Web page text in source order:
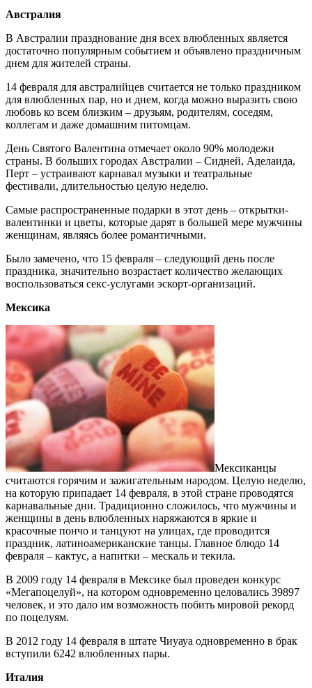
Австралия
В Австралии празднование дня всех влюбленных является
достаточно популярным событием и объявлено праздничным
днем для жителей страны.
14 февраля для австралийцев считается не только праздником
для влюбленных пар, но и днем, когда можно выразить свою
любовь ко всем близким – друзьям, родителям, соседям,
коллегам и даже домашним питомцам.
День Святого Валентина отмечает около 90% молодежи
страны. В больших городах Австралии – Сидней, Аделаида,
Перт – устраивают карнавал музыки и театральные
фестивали, длительностью целую неделю.
Самые распространенные подарки в этот день – открытки-
валентинки и цветы, которые дарят в большей мере мужчины
женщинам, являясь более романтичными.
Было замечено, что 15 февраля – следующий день после
праздника, значительно возрастает количество желающих
воспользоваться секс-услугами эскорт-организаций.
Мексика
Мексиканцы
считаются горячим и зажигательным народом. Целую неделю,
на которую припадает 14 февраля, в этой стране проводятся
карнавальные дни. Традиционно сложилось, что мужчины и
женщины в день влюбленных наряжаются в яркие и
красочные пончо и танцуют на улицах, где проводится
праздник, латиноамериканские танцы. Главное блюдо 14
февраля – кактус, а напитки – мескаль и текила.
В 2009 году 14 февраля в Мексике был проведен конкурс
«Мегапоцелуй», на котором одновременно целовались 39897
человек, и это дало им возможность побить мировой рекорд
по поцелуям.
В 2012 году 14 февраля в штате Чиуауа одновременно в брак
вступили 6242 влюбленных пары.
Италия